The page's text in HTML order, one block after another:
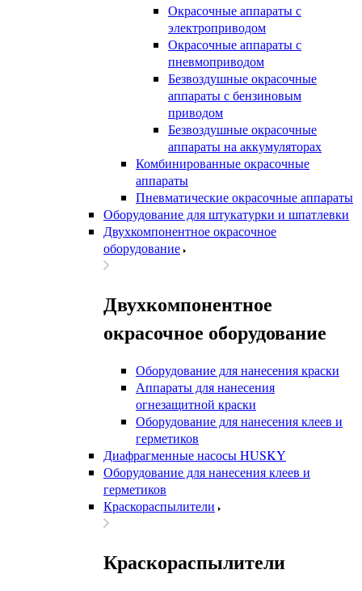
Окрасочные аппараты с
электроприводом
Окрасочные аппараты с
пневмоприводом
Безвоздушные окрасочные
аппараты с бензиновым
приводом
Безвоздушные окрасочные
аппараты на аккумуляторах
Комбинированные окрасочные
аппараты
Пневматические окрасочные аппараты
Оборудование для штукатурки и шпатлевки
Двухкомпонентное окрасочное
оборудование
Двухкомпонентное
окрасочное оборудование
Оборудование для нанесения краски
Аппараты для нанесения
огнезащитной краски
Оборудование для нанесения клеев и
герметиков
Диафрагменные насосы HUSKY
Оборудование для нанесения клеев и
герметиков
Краскораспылители
Краскораспылители